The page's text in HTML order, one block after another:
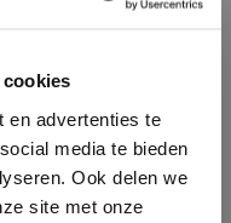
en advertenties te
media te bieden
Ook delen we
site met onze